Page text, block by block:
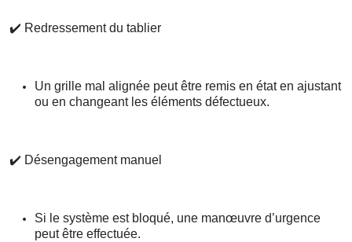
✔️ Redressement du tablier
Un grille mal alignée peut être remis en état en ajustant
ou en changeant les éléments défectueux.
✔️ Désengagement manuel
Si le système est bloqué, une manœuvre d’urgence
peut être effectuée.